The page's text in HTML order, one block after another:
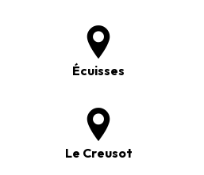
Écuisses
Le Creusot